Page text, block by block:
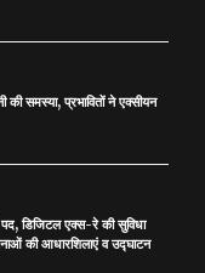
की समस्या, प्रभावितों ने एक्सीयन
डिजिटल एक्स-रे की सुविधा
की आधारशिलाएं व उद्घाटन